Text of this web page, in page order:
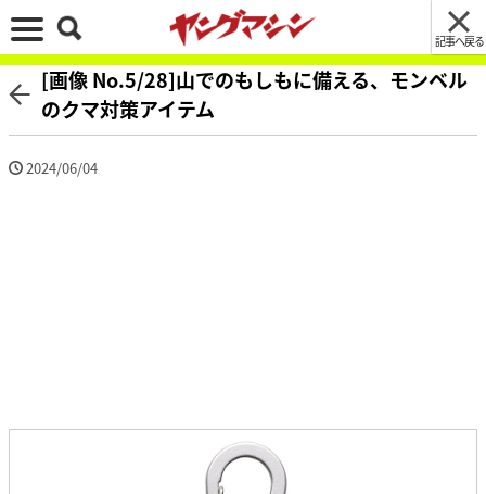
記事へ戻る
[画像 No.5/28]山でのもしもに備える、モンベル
のクマ対策アイテム
2024/06/04